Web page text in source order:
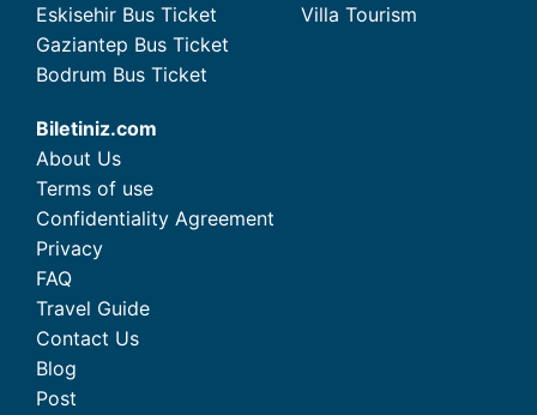
Eskisehir Bus Ticket
Gaziantep Bus Ticket
Bodrum Bus Ticket
Villa Tourism
Biletiniz.com
About Us
Terms of use
Confidentiality Agreement
Privacy
FAQ
Travel Guide
Contact Us
Blog
Post